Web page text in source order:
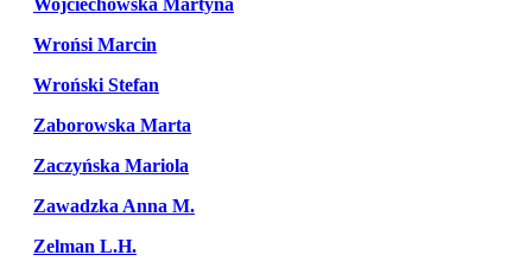
Wrońsi Marcin
Wroński Stefan
Zaborowska Marta
Zaczyńska Mariola
Zawadzka Anna M.
Zelman L.H.